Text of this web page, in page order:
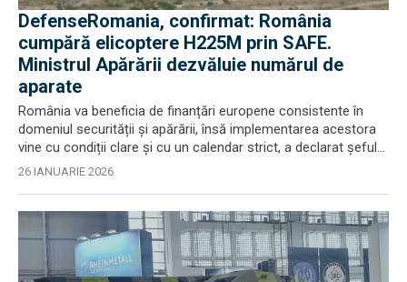
DefenseRomania, confirmat: România
cumpără elicoptere H225M prin SAFE.
Ministrul Apărării dezvăluie numărul de
aparate
România va beneficia de finanțări europene consistente în
domeniul securității și apărării, însă implementarea acestora
vine cu condiții clare și cu un calendar strict, a declarat șeful...
26 IANUARIE 2026